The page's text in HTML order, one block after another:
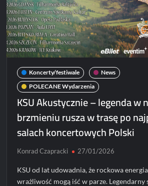
Koncerty/festiwale
News
POLECANE Wydarzenia
KSU Akustycznie – legenda w
brzmieniu rusza w trasę po
salach koncertowych Polski
Konrad Czapracki 27/01/2026
KSU od lat udowadnia, że rockowa
wrażliwość mogą iść w parze. Legendarny